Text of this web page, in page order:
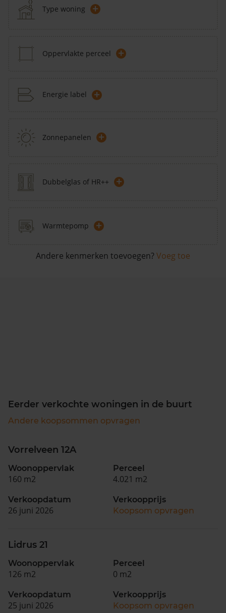
Type woning +
Oppervlakte perceel +
Energie label +
Zonnepanelen +
Dubbelglas of HR++ +
Warmtepomp +
Andere kenmerken toevoegen? Voeg toe
Eerder verkochte woningen in de buurt
Andere koopsommen opvragen
Vorrelveen 12A
Woonoppervlak
160 m2
Perceel
4.021 m2
Verkoopdatum
26 juni 2026
Verkoopprijs
Koopsom opvragen
Lidrus 21
Woonoppervlak
126 m2
Perceel
0 m2
Verkoopdatum
25 juni 2026
Verkoopprijs
Koopsom opvragen